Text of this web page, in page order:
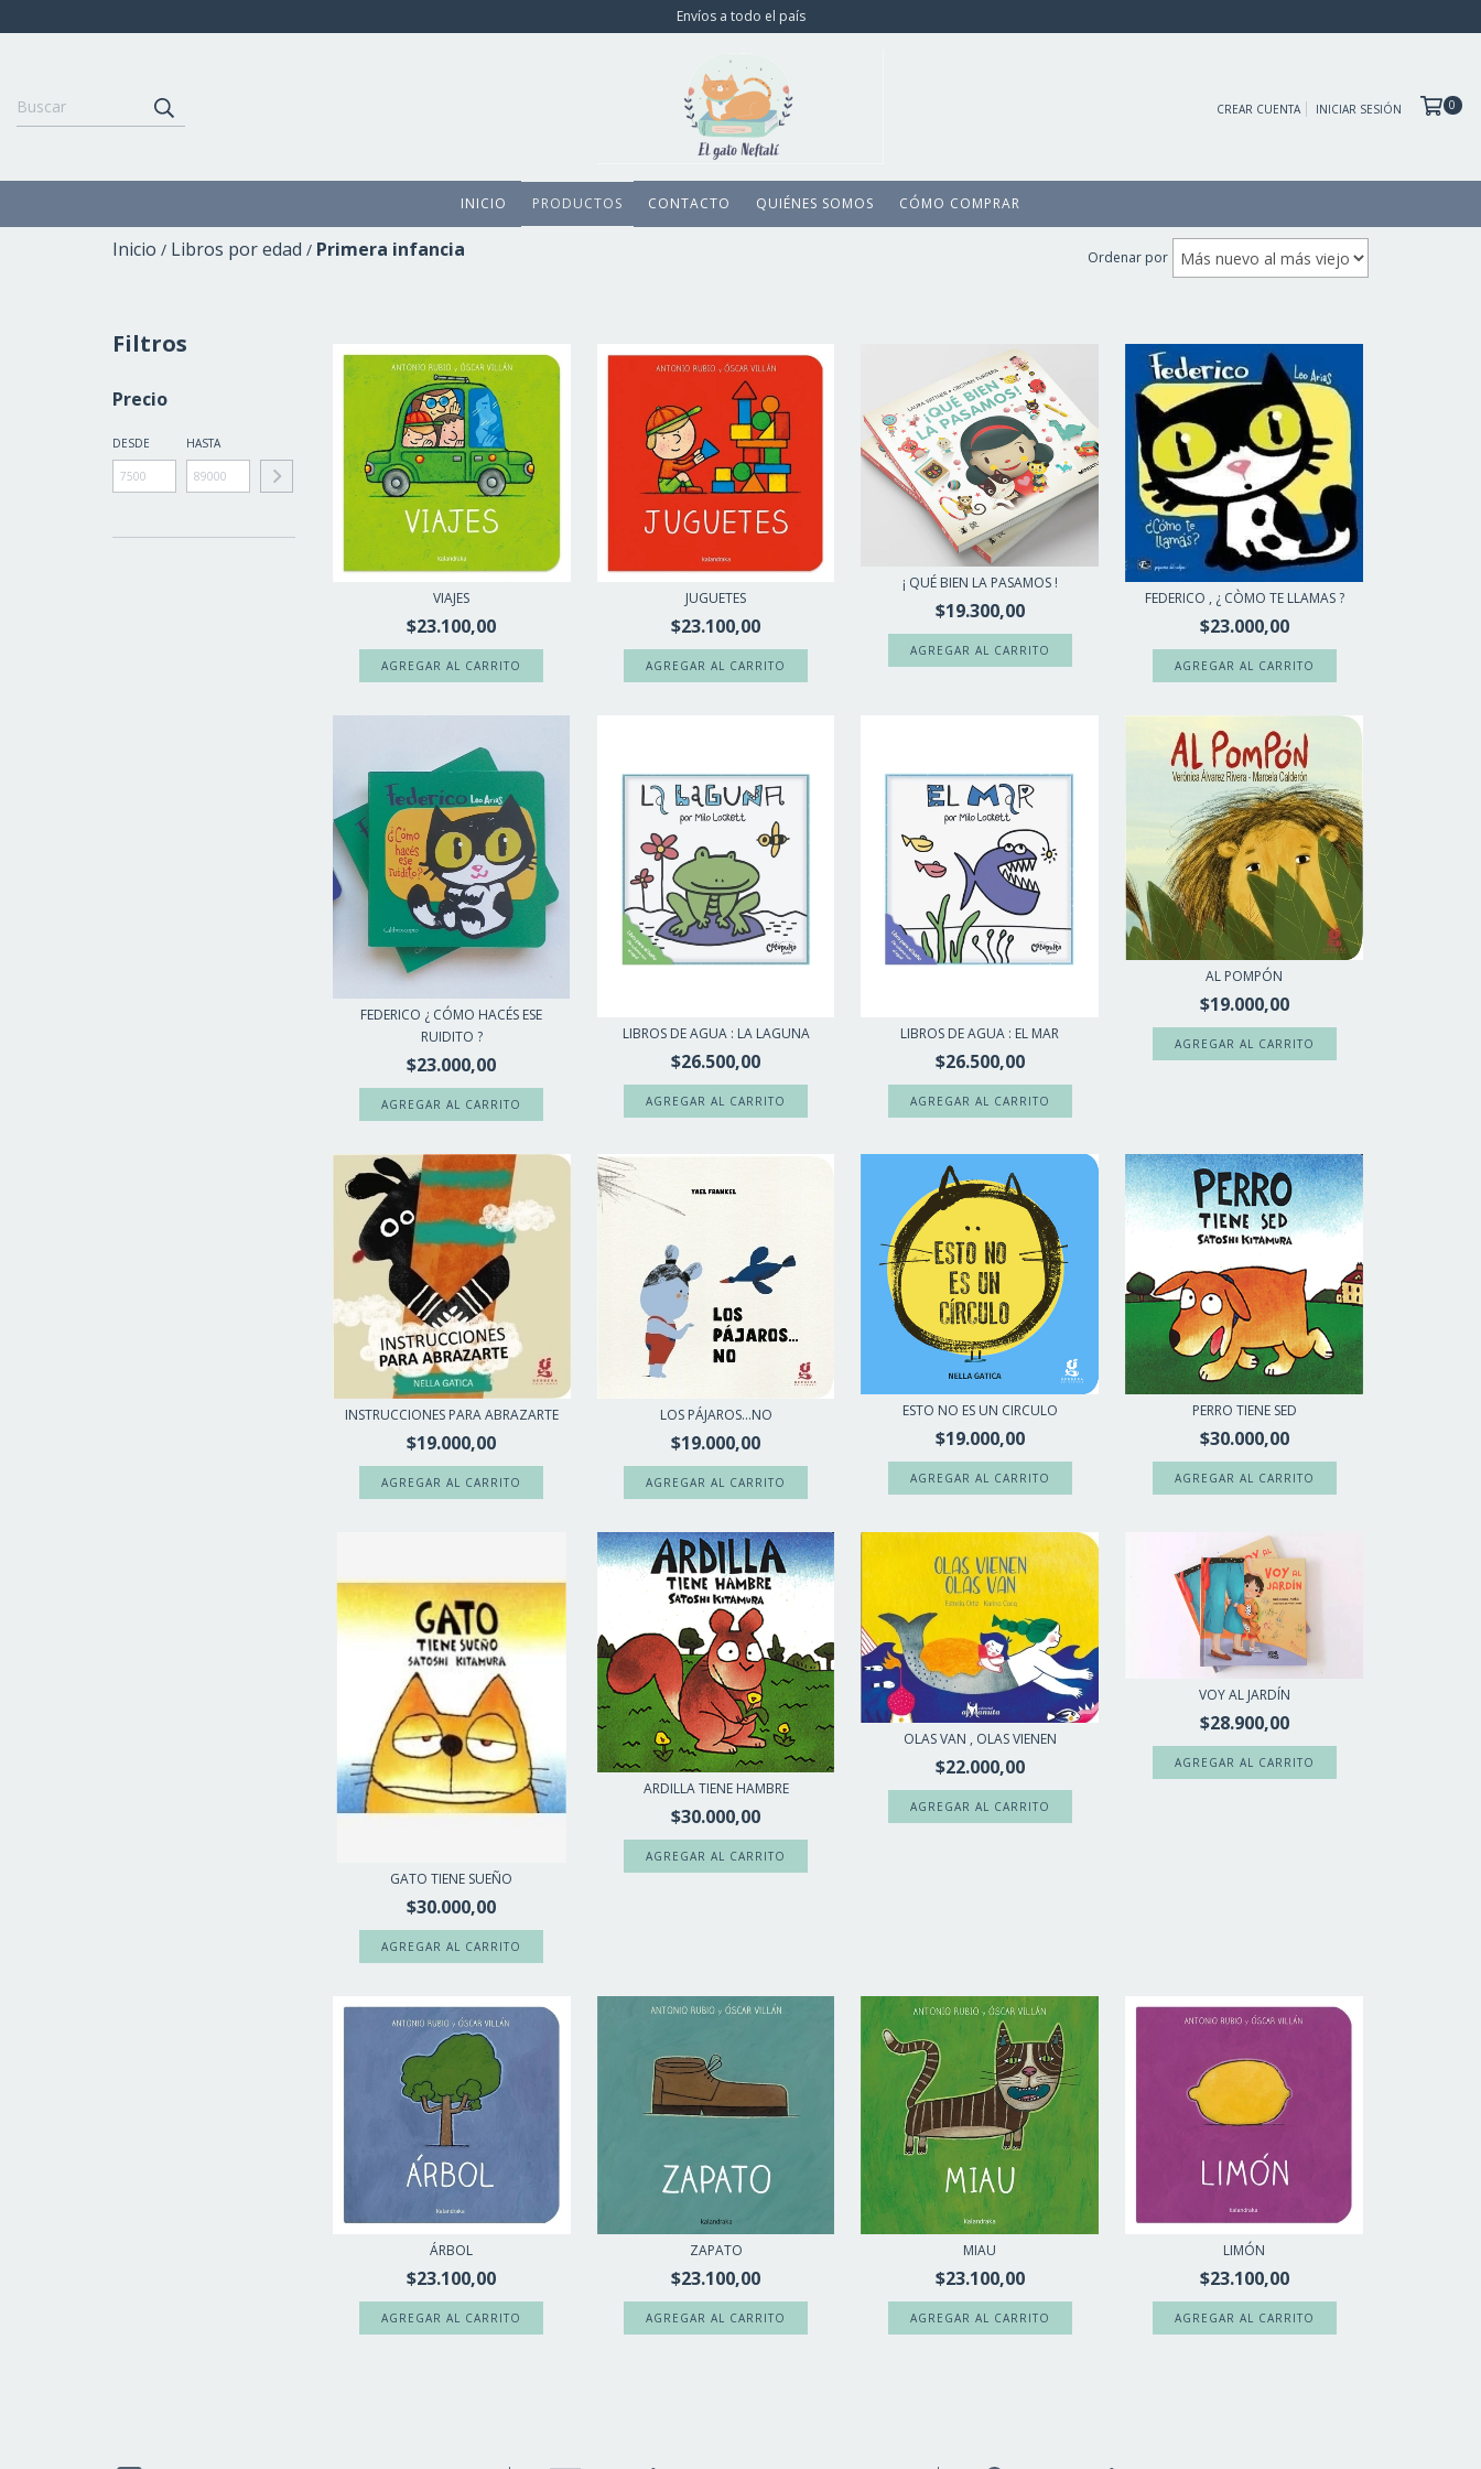
Envíos a todo el país
CREAR CUENTA INICIAR SESIÓN 0
INICIO PRODUCTOS CONTACTO QUIÉNES SOMOS CÓMO COMPRAR
Inicio / Libros por edad / Primera infancia Ordenar por
Filtros
Precio
DESDE HASTA
VIAJES
$23.100,00
JUGUETES
$23.100,00
¡ QUÉ BIEN LA PASAMOS !
$19.300,00
FEDERICO , ¿ CÒMO TE LLAMAS ?
$23.000,00
FEDERICO ¿ CÓMO HACÉS ESE
RUIDITO ?
$23.000,00
LIBROS DE AGUA : LA LAGUNA
$26.500,00
LIBROS DE AGUA : EL MAR
$26.500,00
AL POMPÓN
$19.000,00
INSTRUCCIONES PARA ABRAZARTE
$19.000,00
LOS PÁJAROS...NO
$19.000,00
ESTO NO ES UN CIRCULO
$19.000,00
PERRO TIENE SED
$30.000,00
GATO TIENE SUEÑO
$30.000,00
ARDILLA TIENE HAMBRE
$30.000,00
OLAS VAN , OLAS VIENEN
$22.000,00
VOY AL JARDÍN
$28.900,00
ÁRBOL
$23.100,00
ZAPATO
$23.100,00
MIAU
$23.100,00
LIMÓN
$23.100,00